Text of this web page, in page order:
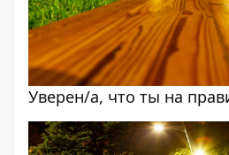
Уверен/а, что ты на